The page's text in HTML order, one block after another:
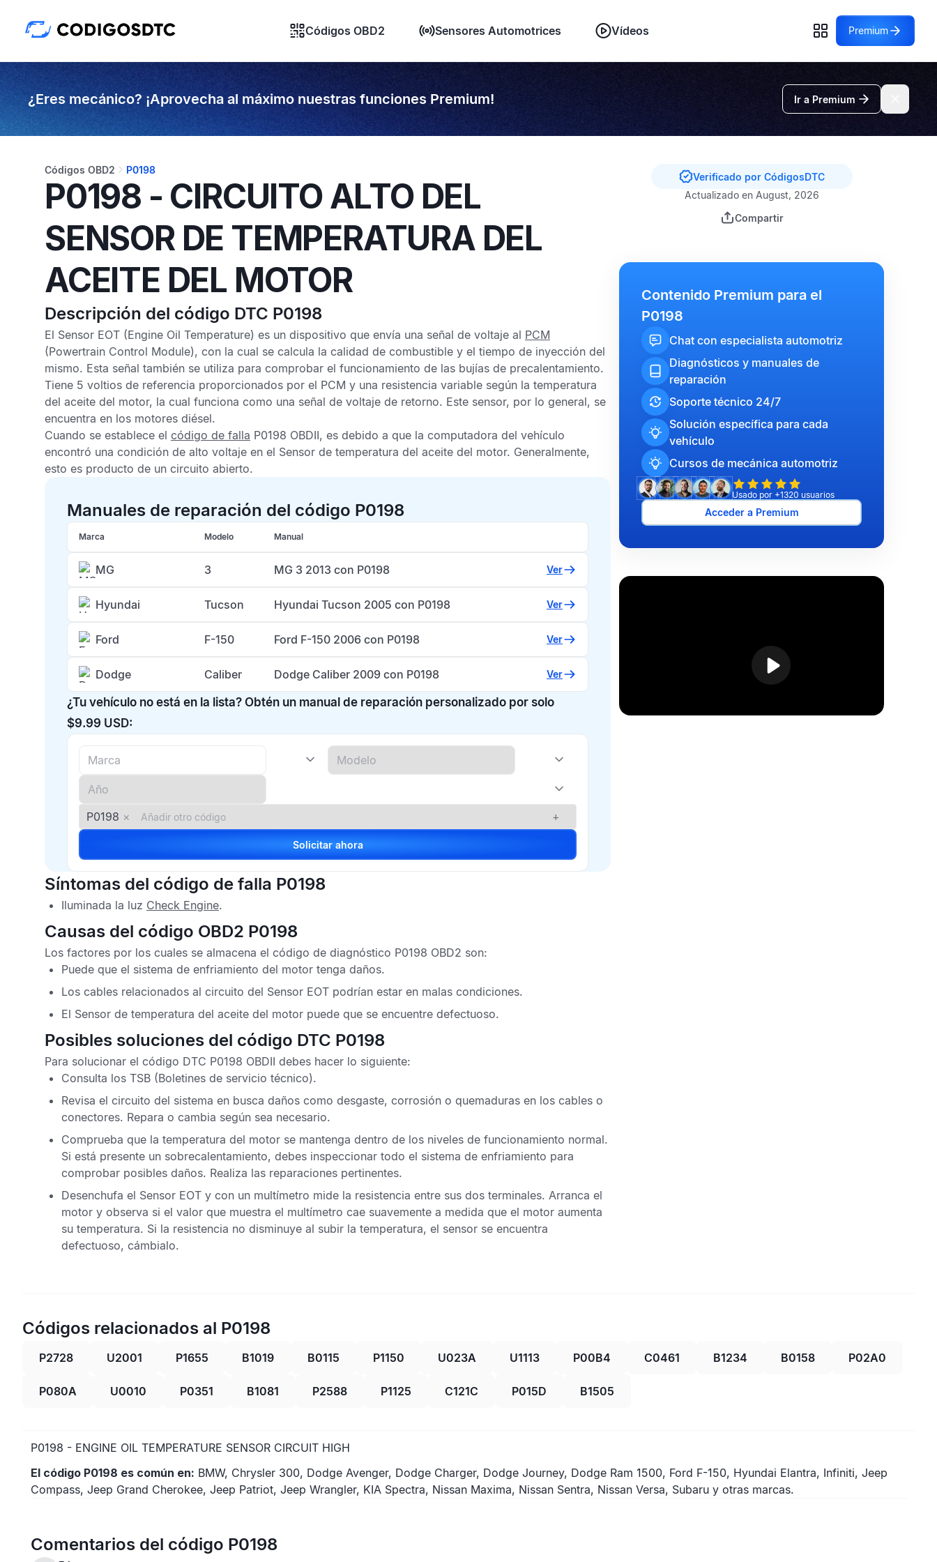
Códigos OBD2 Sensores Automotrices Vídeos Premium
¿Eres mecánico? ¡Aprovecha al máximo nuestras funciones Premium! Ir a Premium
Códigos OBD2 P0198
P0198 - CIRCUITO ALTO DEL
SENSOR DE TEMPERATURA DEL
ACEITE DEL MOTOR
Descripción del código DTC P0198
El Sensor EOT (Engine Oil Temperature) es un dispositivo que envía una señal de voltaje al PCM
(Powertrain Control Module), con la cual se calcula la calidad de combustible y el tiempo de inyección del
mismo. Esta señal también se utiliza para comprobar el funcionamiento de las bujías de precalentamiento.
Tiene 5 voltios de referencia proporcionados por el PCM y una resistencia variable según la temperatura
del aceite del motor, la cual funciona como una señal de voltaje de retorno. Este sensor, por lo general, se
encuentra en los motores diésel.
Cuando se establece el código de falla P0198 OBDII, es debido a que la computadora del vehículo
encontró una condición de alto voltaje en el Sensor de temperatura del aceite del motor. Generalmente,
esto es producto de un circuito abierto.
Manuales de reparación del código P0198
Marca Modelo Manual
MG 3 MG 3 2013 con P0198 Ver
Hyundai Tucson Hyundai Tucson 2005 con P0198 Ver
Ford F-150 Ford F-150 2006 con P0198 Ver
Dodge Caliber Dodge Caliber 2009 con P0198 Ver
¿Tu vehículo no está en la lista? Obtén un manual de reparación personalizado por solo
$9.99 USD:
P0198 × +
Solicitar ahora
Síntomas del código de falla P0198
Iluminada la luz Check Engine.
Causas del código OBD2 P0198
Los factores por los cuales se almacena el código de diagnóstico P0198 OBD2 son:
Puede que el sistema de enfriamiento del motor tenga daños.
Los cables relacionados al circuito del Sensor EOT podrían estar en malas condiciones.
El Sensor de temperatura del aceite del motor puede que se encuentre defectuoso.
Posibles soluciones del código DTC P0198
Para solucionar el código DTC P0198 OBDII debes hacer lo siguiente:
Consulta los TSB (Boletines de servicio técnico).
Revisa el circuito del sistema en busca daños como desgaste, corrosión o quemaduras en los cables o
conectores. Repara o cambia según sea necesario.
Comprueba que la temperatura del motor se mantenga dentro de los niveles de funcionamiento normal.
Si está presente un sobrecalentamiento, debes inspeccionar todo el sistema de enfriamiento para
comprobar posibles daños. Realiza las reparaciones pertinentes.
Desenchufa el Sensor EOT y con un multímetro mide la resistencia entre sus dos terminales. Arranca el
motor y observa si el valor que muestra el multímetro cae suavemente a medida que el motor aumenta
su temperatura. Si la resistencia no disminuye al subir la temperatura, el sensor se encuentra
defectuoso, cámbialo.
Verificado por CódigosDTC
Actualizado en August, 2026
Compartir
Contenido Premium para el
P0198
Chat con especialista automotriz
Diagnósticos y manuales de
reparación
Soporte técnico 24/7
Solución específica para cada
vehículo
Cursos de mecánica automotriz
Usado por +1320 usuarios
Acceder a Premium
Códigos relacionados al P0198
P2728 U2001 P1655 B1019 B0115 P1150 U023A U1113 P00B4 C0461 B1234 B0158 P02A0
P080A U0010 P0351 B1081 P2588 P1125 C121C P015D B1505
P0198 - ENGINE OIL TEMPERATURE SENSOR CIRCUIT HIGH
El código P0198 es común en: BMW, Chrysler 300, Dodge Avenger, Dodge Charger, Dodge Journey, Dodge Ram 1500, Ford F-150, Hyundai Elantra, Infiniti, Jeep
Compass, Jeep Grand Cherokee, Jeep Patriot, Jeep Wrangler, KIA Spectra, Nissan Maxima, Nissan Sentra, Nissan Versa, Subaru y otras marcas.
Comentarios del código P0198